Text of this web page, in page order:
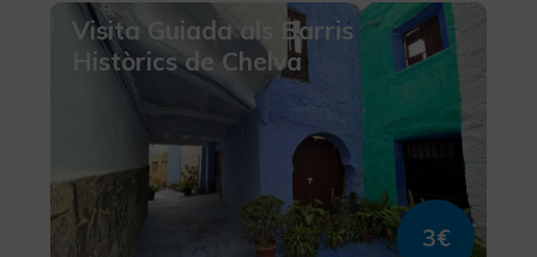
Visita Guiada als Barris
Històrics de Chelva
3€